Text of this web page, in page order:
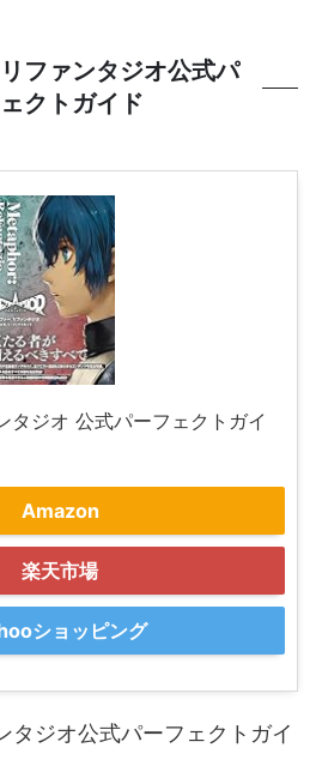
ファンタジオ公式パ
クトガイド
タジオ 公式パーフェクトガイ
Amazon
楽天市場
ショッピング
タジオ公式パーフェクトガイ